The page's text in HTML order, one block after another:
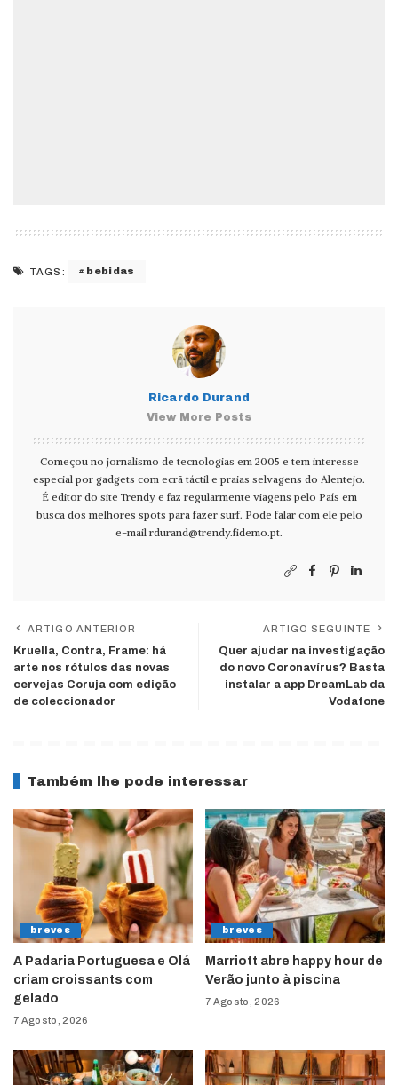
TAGS: bebidas
Ricardo Durand
View More Posts
Começou no jornalismo de tecnologias em 2005 e tem interesse
especial por gadgets com ecrã táctil e praias selvagens do Alentejo.
É editor do site Trendy e faz regularmente viagens pelo País em
busca dos melhores spots para fazer surf. Pode falar com ele pelo
e-mail rdurand@trendy.fidemo.pt.
ARTIGO ANTERIOR
Kruella, Contra, Frame: há
arte nos rótulos das novas
cervejas Coruja com edição
de coleccionador
ARTIGO SEGUINTE
Quer ajudar na investigação
do novo Coronavírus? Basta
instalar a app DreamLab da
Vodafone
Também lhe pode interessar
breves
A Padaria Portuguesa e Olá
criam croissants com
gelado
7 Agosto, 2026
breves
Marriott abre happy hour de
Verão junto à piscina
7 Agosto, 2026